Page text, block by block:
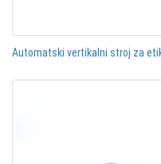
Automatski vertikalni stroj za